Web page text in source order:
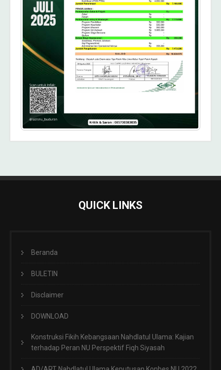
QUICK LINKS
Beranda
BULETIN
Disclaimer
DOWNLOAD
Konstruksi Fikih Kebangsaan Nahdlatul Ulama: Kajian
terhadap Peran NU Perspektif Fiqh Siyasah